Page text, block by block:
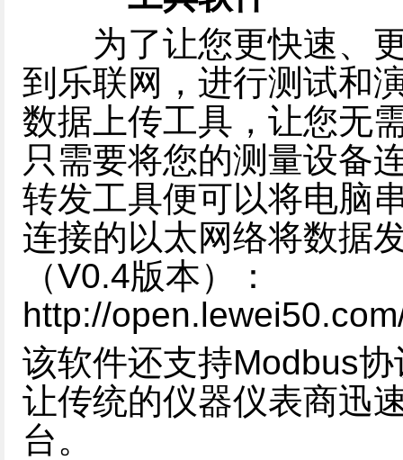
为了让您更快速、更
到乐联网，进行测试和
数据上传工具，让您无
只需要将您的测量设备
转发工具便可以将电脑
连接的以太网络将数据
（V0.4版本）：
http://
该软件还支持Modbus
让传统的仪器仪表商迅
台。